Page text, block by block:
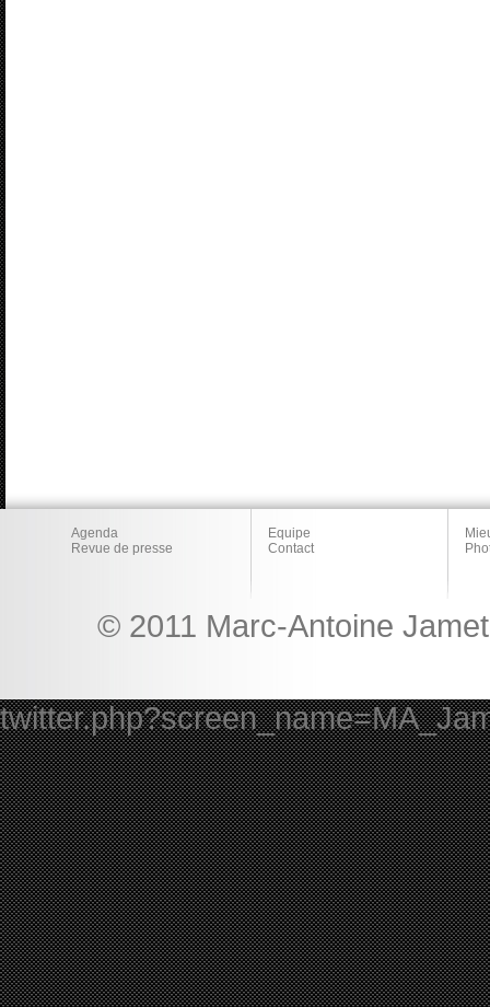
Agenda
Revue de presse
Equipe
Contact
© 2011 Marc-Antoine